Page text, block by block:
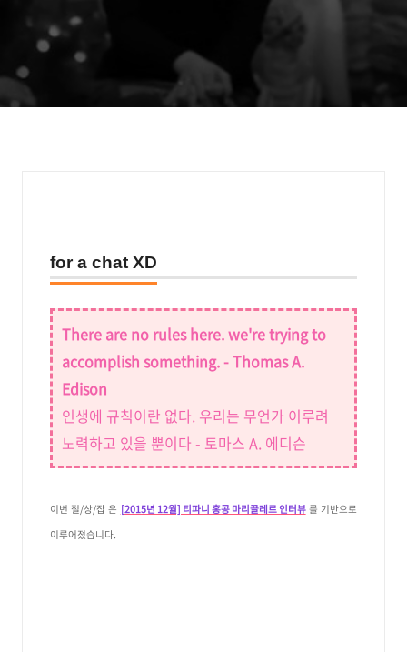
for a chat XD
There are no rules here. we're trying to
accomplish something. - Thomas A.
Edison
인생에 규칙이란 없다. 우리는 무언가 이루려
노력하고 있을 뿐이다 - 토마스 A. 에디슨
이번 절/상/잡 은 [2015년 12월] 티파니 홍콩 마리끌레르 인터뷰를 기반으로
이루어졌습니다.